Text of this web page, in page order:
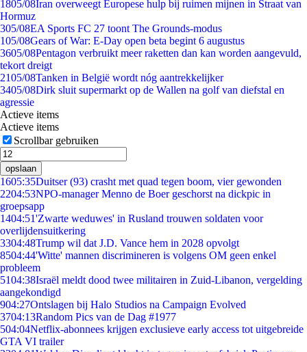
1805/08Iran overweegt Europese hulp bij ruimen mijnen in Straat van
Hormuz
305/08EA Sports FC 27 toont The Grounds-modus
105/08Gears of War: E-Day open beta begint 6 augustus
3605/08Pentagon verbruikt meer raketten dan kan worden aangevuld,
tekort dreigt
2105/08Tanken in België wordt nóg aantrekkelijker
3405/08Dirk sluit supermarkt op de Wallen na golf van diefstal en
agressie
Actieve items
Actieve items
Scrollbar gebruiken
opslaan
1605:35Duitser (93) crasht met quad tegen boom, vier gewonden
2204:53NPO-manager Menno de Boer geschorst na dickpic in
groepsapp
1404:51'Zwarte weduwes' in Rusland trouwen soldaten voor
overlijdensuitkering
3304:48Trump wil dat J.D. Vance hem in 2028 opvolgt
8504:44'Witte' mannen discrimineren is volgens OM geen enkel
probleem
5104:38Israël meldt dood twee militairen in Zuid-Libanon, vergelding
aangekondigd
904:27Ontslagen bij Halo Studios na Campaign Evolved
3704:13Random Pics van de Dag #1977
504:04Netflix-abonnees krijgen exclusieve early access tot uitgebreide
GTA VI trailer